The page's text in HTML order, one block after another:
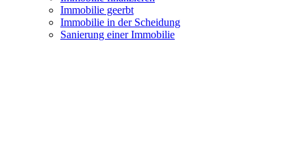
Immobilie geerbt
Immobilie in der Scheidung
Sanierung einer Immobilie